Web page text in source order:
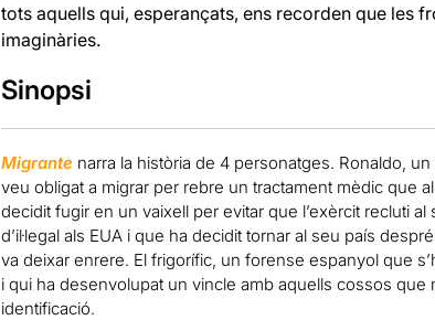
tots aquells qui, esperançats, ens recorden que les
imaginàries.
Sinopsi
Migrante narra la història de 4 personatges. Ronaldo, un
veu obligat a migrar per rebre un tractament mèdic que
decidit fugir en un vaixell per evitar que l’exèrcit recluti al
d’il·legal als EUA i que ha decidit tornar al seu país
va deixar enrere. El frigorífic, un forense espanyol que
i qui ha desenvolupat un vincle amb aquells cossos que
identificació.